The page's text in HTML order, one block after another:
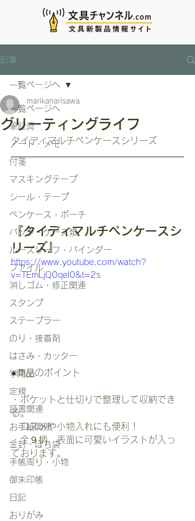
記事
一覧ページへ
筆記具
ノート・メモ
付箋
マスキングテープ
シール・テープ
ペンケース・ポーチ
バッグ・ケース類
ルーズリーフ・バインダー
ファイル
消しゴム・修正関連
スタンプ
ステープラー
のり・接着剤
はさみ・カッター
学用品
定規
読書関連
お手紙関連
金封・ぽち袋
手帳周り・小物
御朱印帳
日記
おりがみ
一覧ページへ
グリーティングライフ
marikanarisawa
タイディマルチペンケースシリーズ
『タイディマルチペンケースシ
リーズ』
https://www.youtube.com/watch?
v=TEmLjQ0qel0&t=2s
●商品のポイント
・ポケットと仕切りで整理して収納でき
る。
コスメや小物入れにも便利！
・全９柄、表面に可愛いイラストが入っ
ております。